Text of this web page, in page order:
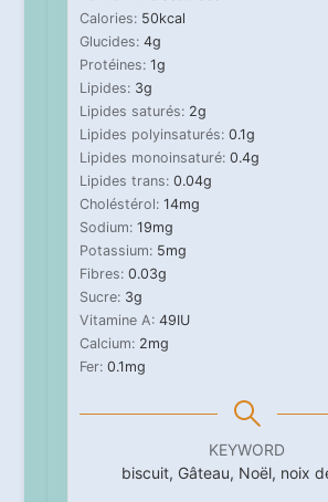
Calories: 50kcal
Glucides: 4g
Protéines: 1g
Lipides: 3g
Lipides saturés: 2g
Lipides polyinsaturés: 0.1g
Lipides monoinsaturé: 0.4g
Lipides trans: 0.04g
Choléstérol: 14mg
Sodium: 19mg
Potassium: 5mg
Fibres: 0.03g
Sucre: 3g
Vitamine A: 49IU
Calcium: 2mg
Fer: 0.1mg
KEYWORD
biscuit, Gâteau, Noël, noix